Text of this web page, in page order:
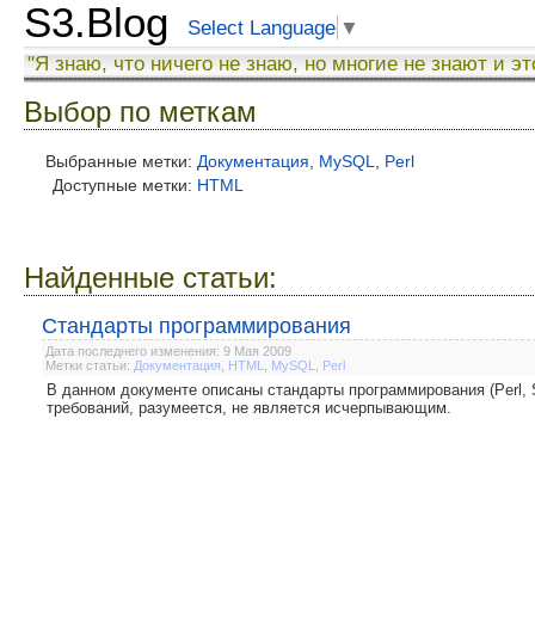
S3.Blog Select Language ▼
"Я знаю, что ничего не знаю, но многие не знают и
Выбор по меткам
Выбранные метки: Документация MySQL
Perl
Доступные метки: HTML
Найденные статьи:
Стандарты программирования
Дата последнего изменения: 9 Мая 2009
Метки статьи: Документация HTML MySQL Perl
В данном документе описаны стандарты программирования
требований, разумеется, не является исчерпывающим.